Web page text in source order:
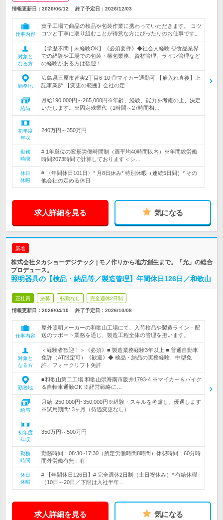
情報更新日：2026/06/12 終了予定日： 2026/12/03
仕事内容
菓子工場で商品の検品や包装作業に携わっていただきます。 コツ
コツと丁寧に取り組むことが得意な方にぴったりのお仕事です。
対象と
なる方
【学歴不問｜未経験OK】《必須要件》◆社会人経験 ◎食品業界
での経験や工場での包装・梱包業務、資材管理、ライン管理など
の経験がある方は歓迎！
勤務地
広島県三原市皆実2丁目6-10 ◎マイカー通勤可 【雇入れ直後】上
記事業所 【変更の範囲】会社の定…
給与
月給190,000円～265,000円※年齢、経験、能力を考慮の上、決定
いたします。※固定残業代（1時間～27時間相…
初年度
年収
240万円～350万円
勤務
時間
# 1年単位の変形労働時間制（週平均40時間以内）※年間総労働
時間2073時間で計算しております＜シ…
休日
休暇
# 〈年間休日101日〉* 月8日休み* 特別休暇（連続5日間）* その
他会社の定める休日
求人詳細を見る 気になる
新着
株式会社タカショーデジテック | モノ作りから地方創生まで。「光」の総合
プロデュース。
照明器具の【検品・納品等／製造管理】年間休日126日／和歌山
正社員 急募 転勤なし 完全週休2日制
情報更新日：2026/04/10 終了予定日： 2026/10/08
仕事内容
屋外照明メーカーの和歌山工場にて、入荷検品や製造ライン・配
送のサポート業務を通じ、製造工程全体の管理を担います。
対象と
なる方
＜経験者歓迎！＞《必須》■ 製造業務経験3年以上 ■ 普通自動車
免許（AT限定可）《歓迎》◆ 検品・納品の実務経験、中型免
許、フォークリフト免許
勤務地
■和歌山第二工場 和歌山県海南市阪井1793-4 ※マイカー＆バイク
＆自転車通勤OK ※経営戦略に…
給与
月給: 250,000円~350,000円※経験・スキルを考慮し、優遇します
※試用期間: 3ヶ月（待遇変更なし）
初年度
年収
350万円～500万円
勤務
時間
勤務時間：08:30~17:30（所定労働時間8時間）休憩時間：60分時
間外労働有無：有
休日
休暇
# 【年間休日126日】# 完全週休2日制（土日祝休み）* 有給休暇
（10日～20日／下限は入社半年…
求人詳細を見る 気になる